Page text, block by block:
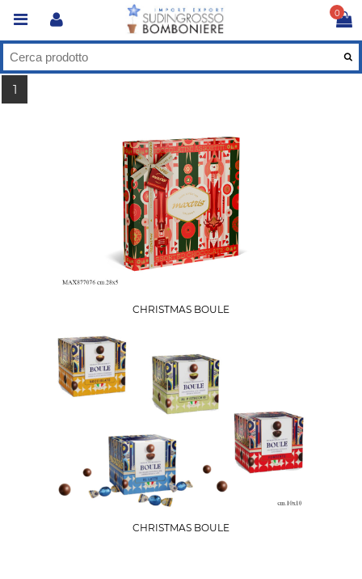
0
1
CHRISTMAS BOULE
CHRISTMAS BOULE